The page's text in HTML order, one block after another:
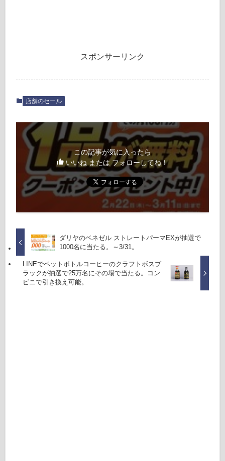
スポンサーリンク
店舗のセール
この記事が気に入ったら
いいね または フォローしてね！
ダリヤのベネゼル ストレートパーマEXが抽選で
1000名に当たる。～3/31。
LINEでペットボトルコーヒーのクラフトボスブ
ラックが抽選で25万名にその場で当たる。コン
ビニで引き換え可能。